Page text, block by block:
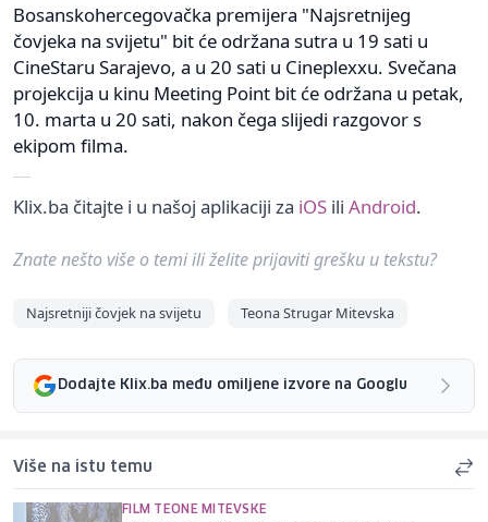
Bosanskohercegovačka premijera "Najsretnijeg
čovjeka na svijetu" bit će održana sutra u 19 sati u
CineStaru Sarajevo, a u 20 sati u Cineplexxu. Svečana
projekcija u kinu Meeting Point bit će održana u petak,
10. marta u 20 sati, nakon čega slijedi razgovor s
ekipom filma.
Klix.ba čitajte i u našoj aplikaciji za iOS ili Android.
Znate nešto više o temi ili želite prijaviti grešku u tekstu?
Najsretniji čovjek na svijetu Teona Strugar Mitevska
Dodajte Klix.ba među omiljene izvore na Googlu
Više na istu temu
FILM TEONE MITEVSKE